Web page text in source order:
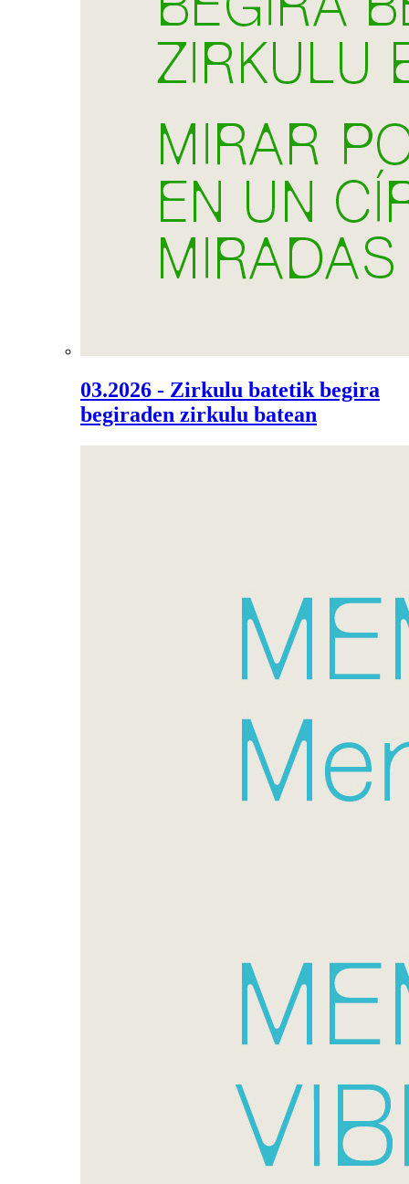
03.2026 - Zirkulu batetik begira
begiraden zirkulu batean